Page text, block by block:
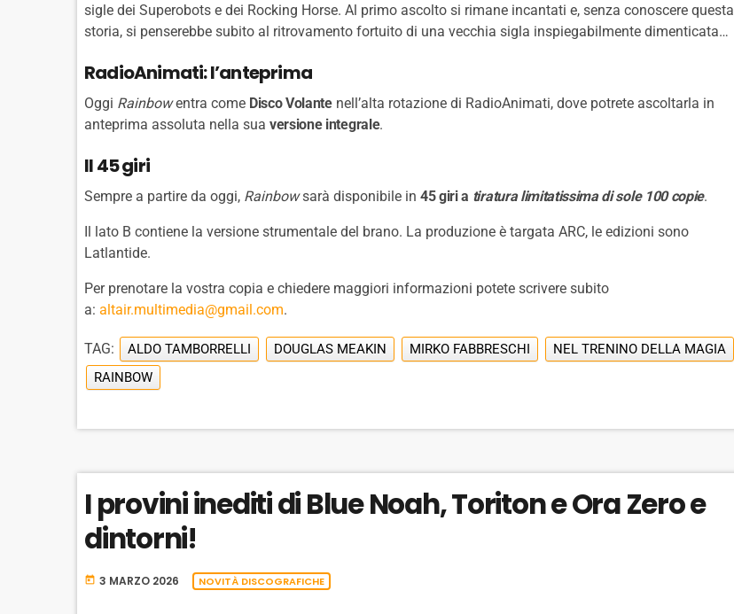
sigle dei Superobots e dei Rocking Horse. Al primo ascolto si rimane incantati e, senza conoscere questa
storia, si penserebbe subito al ritrovamento fortuito di una vecchia sigla inspiegabilmente dimenticata…
RadioAnimati: l’anteprima
Oggi Rainbowentra come Disco Volantenell’alta rotazione di RadioAnimati, dove potrete ascoltarla in
anteprima assoluta nella sua versione integrale.
Il 45 giri
Sempre a partire da oggi, Rainbowsarà disponibile in 45 giri a tiratura limitatissima di sole 100 copie.
Il lato B contiene la versione strumentale del brano. La produzione è targata ARC, le edizioni sono
Latlantide.
Per prenotare la vostra copia e chiedere maggiori informazioni potete scrivere subito
a: altair.multimedia@gmail.com.
TAG: ALDO TAMBORRELLI DOUGLAS MEAKIN MIRKO FABBRESCHI
NEL TRENINO DELLA MAGIA
RAINBOW
I provini inediti di Blue Noah, Toriton e Ora Zero e
dintorni!
today 3 MARZO 2026 NOVITÀ DISCOGRAFICHE